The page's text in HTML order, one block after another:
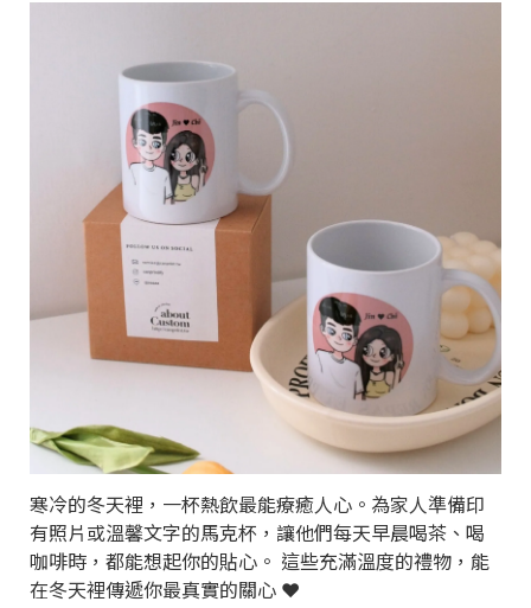
寒冷的冬天裡，一杯熱飲最能療癒人心。為家人準備印
有照片或溫馨文字的馬克杯，讓他們每天早晨喝茶、喝
咖啡時，都能想起你的貼心。 這些充滿溫度的禮物，能
在冬天裡傳遞你最真實的關心 ❤️